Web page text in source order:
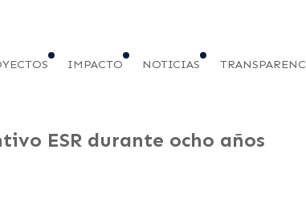
IMPACTO NOTICIAS
ESR durante ocho años